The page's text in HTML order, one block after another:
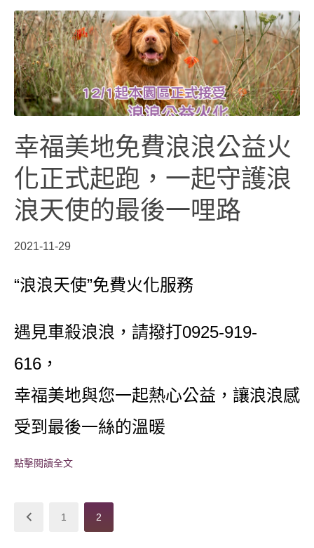
幸福美地免費浪浪公益火
化正式起跑，一起守護浪
浪天使的最後一哩路
2021-11-29
“浪浪天使”免費火化服務
遇見車殺浪浪，請撥打0925-919-
616，
幸福美地與您一起熱心公益，讓浪浪感
受到最後一絲的溫暖
點擊閱讀全文
文
Previous Page
1 Page
2